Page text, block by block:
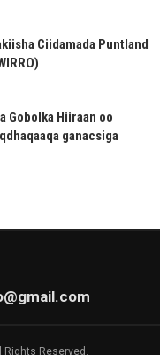
Ciidamada Puntland
Gobolka Hiiraan oo
ganacsiga
Rights Reserved.